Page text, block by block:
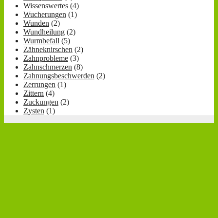
Wissenswertes (4)
Wucherungen (1)
Wunden (2)
Wundheilung (2)
Wurmbefall (5)
Zähneknirschen (2)
Zahnprobleme (3)
Zahnschmerzen (8)
Zahnungsbeschwerden (2)
Zerrungen (1)
Zittern (4)
Zuckungen (2)
Zysten (1)